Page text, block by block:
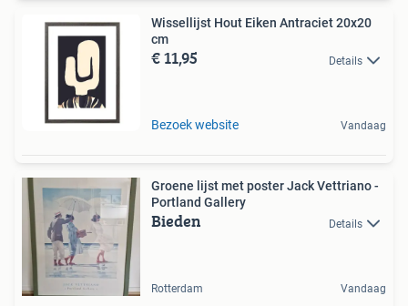
Wissellijst Hout Eiken Antraciet 20x20
cm
€ 11,95 Details
Bezoek website Vandaag
Groene lijst met poster Jack Vettriano -
Portland Gallery
Bieden Details
Rotterdam Vandaag